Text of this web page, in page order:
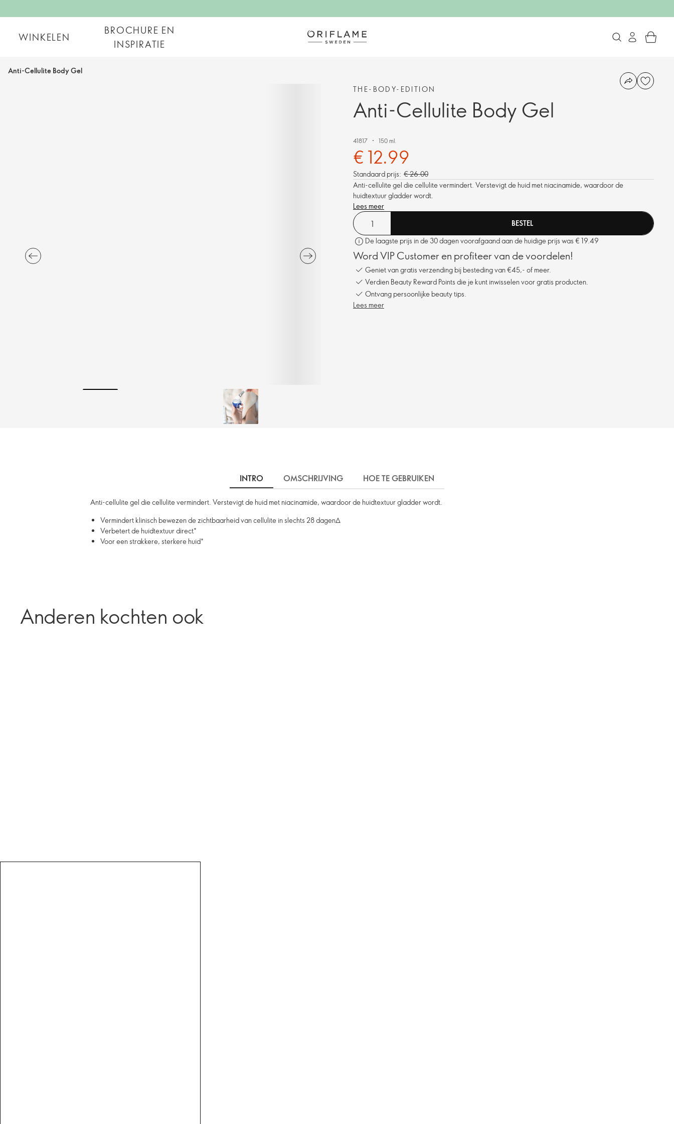
WINKELEN
BROCHURE EN
INSPIRATIE
Anti-Cellulite Body Gel
THE-BODY-EDITION
Anti-Cellulite Body Gel
41817 150 ml.
€ 12.99
Standaard prijs: € 26.00
Anti-cellulite gel die cellulite vermindert. Verstevigt de huid met niacinamide, waardoor de
huidtextuur gladder wordt.
Lees meer
BESTEL
De laagste prijs in de 30 dagen voorafgaand aan de huidige prijs was € 19.49
Word VIP Customer en profiteer van de voordelen!
Geniet van gratis verzending bij besteding van €45,- of meer.
Verdien Beauty Reward Points die je kunt inwisselen voor gratis producten.
Ontvang persoonlijke beauty tips.
Lees meer
INTRO OMSCHRIJVING HOE TE GEBRUIKEN
Anti-cellulite gel die cellulite vermindert. Verstevigt de huid met niacinamide, waardoor de huidtextuur gladder wordt.
Vermindert klinisch bewezen de zichtbaarheid van cellulite in slechts 28 dagen∆
Verbetert de huidtextuur direct*
Voor een strakkere, sterkere huid*
Anderen kochten ook